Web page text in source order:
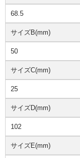
68.5
サイズB(mm)
50
サイズC(mm)
25
サイズD(mm)
102
サイズE(mm)